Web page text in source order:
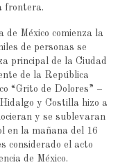
frontera.
México comienza la
de personas se
principal de la Ciudad
de la República
“Grito de Dolores” –
y Costilla hizo a
y se sublevaran
en la mañana del 16
considerado el acto
de México.